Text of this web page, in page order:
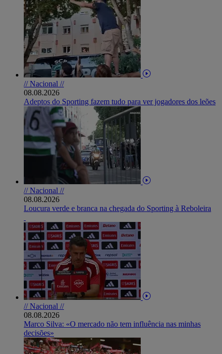
// Nacional //
08.08.2026
Adeptos do Sporting fazem tudo para ver jogadores dos leões
// Nacional //
08.08.2026
Loucura verde e branca na chegada do Sporting à Reboleira
// Nacional //
08.08.2026
Marco Silva: «O mercado não tem influência nas minhas
decisões»